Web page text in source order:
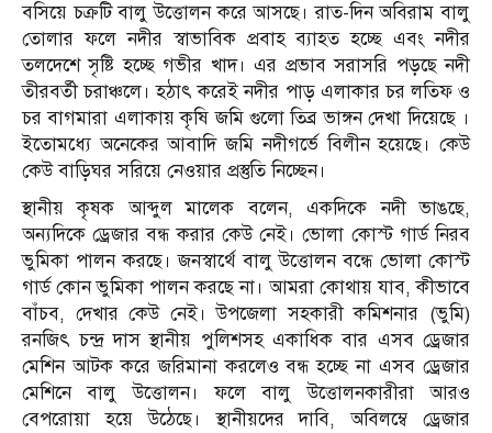
বসিয়ে চক্রটি বালু উত্তোলন করে আসছে। রাত-দিন অবিরাম বালু
তোলার ফলে নদীর স্বাভাবিক প্রবাহ ব্যাহত হচ্ছে এবং নদীর
তলদেশে সৃষ্টি হচ্ছে গভীর খাদ। এর প্রভাব সরাসরি পড়ছে নদী
তীরবর্তী চরাঞ্চলে। হঠাৎ করেই নদীর পাড় এলাকার চর লতিফ ও
চর বাগমারা এলাকায় কৃষি জমি গুলো তিব্র ভাঙ্গন দেখা দিয়েছে ।
ইতোমধ্যে অনেকের আবাদি জমি নদীগর্ভে বিলীন হয়েছে। কেউ
কেউ বাড়িঘর সরিয়ে নেওয়ার প্রস্তুতি নিচ্ছেন।
স্থানীয় কৃষক আব্দুল মালেক বলেন, একদিকে নদী ভাঙছে,
অন্যদিকে ড্রেজার বন্ধ করার কেউ নেই। ভোলা কোস্ট গার্ড নিরব
ভুমিকা পালন করছে। জনস্বার্থে বালু উত্তোলন বন্ধে ভোলা কোস্ট
গার্ড কোন ভুমিকা পালন করছে না। আমরা কোথায় যাব, কীভাবে
বাঁচব, দেখার কেউ নেই। উপজেলা সহকারী কমিশনার (ভুমি)
রনজিৎ চন্দ্র দাস স্থানীয় পুলিশসহ একাধিক বার এসব ড্রেজার
মেশিন আটক করে জরিমানা করলেও বন্ধ হচ্ছে না এসব ড্রেজার
মেশিনে বালু উত্তোলন। ফলে বালু উত্তোলনকারীরা আরও
বেপরোয়া হয়ে উঠেছে। স্থানীয়দের দাবি, অবিলম্বে ড্রেজার